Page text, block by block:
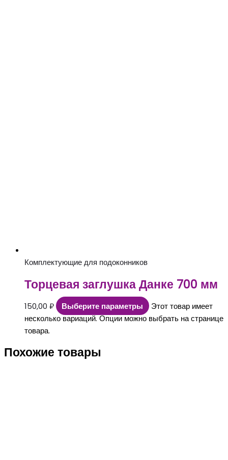
Комплектующие для подоконников
Торцевая заглушка Данке 700 мм
150,00 ₽ Выберите параметры
Этот товар имеет
несколько вариаций. Опции можно выбрать на странице
товара.
Похожие товары